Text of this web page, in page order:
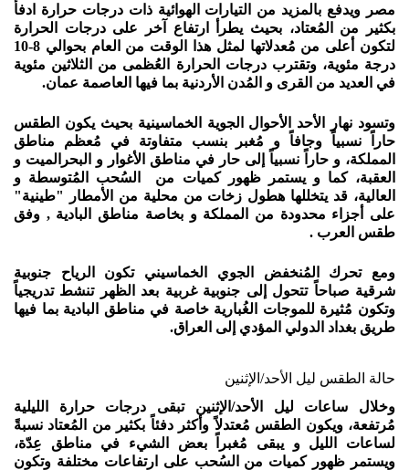
مصر ويدفع بالمزيد من التيارات الهوائية ذات درجات حرارة ادفأ
بكثير من المُعتاد، بحيث يطرأ ارتفاع آخر على درجات الحرارة
لتكون أعلى من مُعدلاتها لمثل هذا الوقت من العام بحوالي 8-10
درجة مئوية، وتقترب درجات الحرارة العُظمى من الثلاثين مئوية
في العديد من القرى و المُدن الأردنية بما فيها العاصمة عمان.
وتسود نهار الأحد الأحوال الجوية الخماسينية بحيث يكون الطقس
حاراً نسبياً وجافاً و مُغبر بنسب متفاوتة في مُعظم مناطق
المملكة، و حاراً نسبياً إلى حار في مناطق الأغوار و البحرالميت و
العقبة، كما و يستمر ظهور كميات من السُحب المُتوسطة و
العالية، قد يتخللها هطول زخات من محلية من الأمطار "طينية"
على أجزاء محدودة من المملكة و بخاصة مناطق البادية , وفق
طقس العرب .
ومع تحرك المُنخفض الجوي الخماسيني تكون الرياح جنوبية
شرقية صباحاً تتحول إلى جنوبية غربية بعد الظهر تنشط تدريجياً
وتكون مُثيرة للموجات الغُبارية خاصة في مناطق البادية بما فيها
طريق بغداد الدولي المؤدي إلى العراق.
حالة الطقس ليل الأحد/الإثنين
وخلال ساعات ليل الأحد/الإثنين تبقى درجات حرارة الليلية
مُرتفعة، ويكون الطقس مُعتدلاً وأكثر دفئاً بكثير من المُعتاد نسبةً
لساعات الليل و يبقى مُغبراً بعض الشيء في مناطق عِدّة،
ويستمر ظهور كميات من السُحب على ارتفاعات مختلفة وتكون